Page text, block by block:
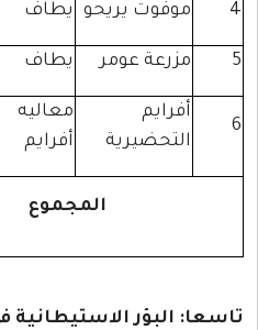
يريحو يطاف 2000
عومر يطاف 2004
معاليه
أفرايم
المجموع
البؤر الاستيطانية في